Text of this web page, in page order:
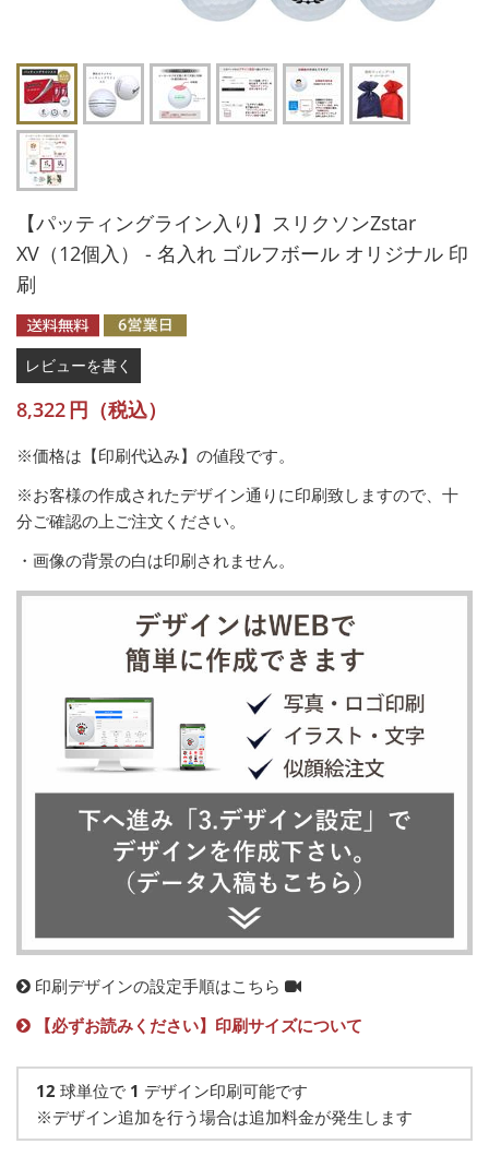
【パッティングライン入り】スリクソンZstar
XV（12個入） - 名入れ ゴルフボール オリジナル 印
刷
レビューを書く
8,322円（税込）
※価格は【印刷代込み】の値段です。
※お客様の作成されたデザイン通りに印刷致しますので、十
分ご確認の上ご注文ください。
・画像の背景の白は印刷されません。
印刷デザインの設定手順はこちら
【必ずお読みください】印刷サイズについて
12 球単位で 1 デザイン印刷可能です
※デザイン追加を行う場合は追加料金が発生します